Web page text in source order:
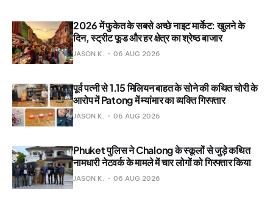
2026 में फुकेत के सबसे अच्छे नाइट मार्केट: खुलने के
दिन, स्ट्रीट फूड और हर क्षेत्र का श्रेष्ठ बाजार
JASON K. 06 AUG 2026
पूर्व पत्नी से 1.15 मिलियन बाहत के सोने की कथित चोरी के
आरोप में Patong में म्यांमार का व्यक्ति गिरफ्तार
JASON K. 06 AUG 2026
Phuket पुलिस ने Chalong के स्कूलों से जुड़े कथित
नामधारी नेटवर्क के मामले में चार लोगों को गिरफ्तार किया
JASON K. 06 AUG 2026